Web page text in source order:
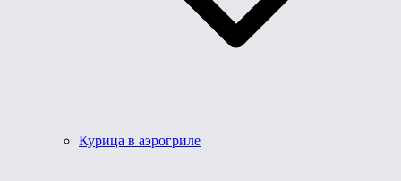
Курица в аэрогриле